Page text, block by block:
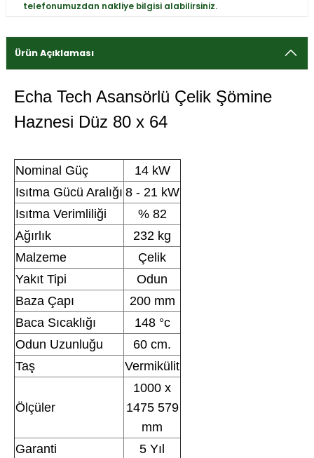
telefonumuzdan nakliye bilgisi alabilirsiniz.
Ürün Açıklaması
Echa Tech Asansörlü Çelik Şömine
Haznesi Düz 80 x 64
Nominal Güç
14 kW
Isıtma Gücü Aralığı 8 - 21 kW
Isıtma Verimliliği
% 82
Ağırlık
232 kg
Malzeme
Çelik
Yakıt Tipi
Odun
Baza Çapı
200 mm
Baca Sıcaklığı
148 °c
Odun Uzunluğu
60 cm.
Taş
Vermikülit
Ölçüler
1000 x
1475 579
mm
Garanti
5 Yıl